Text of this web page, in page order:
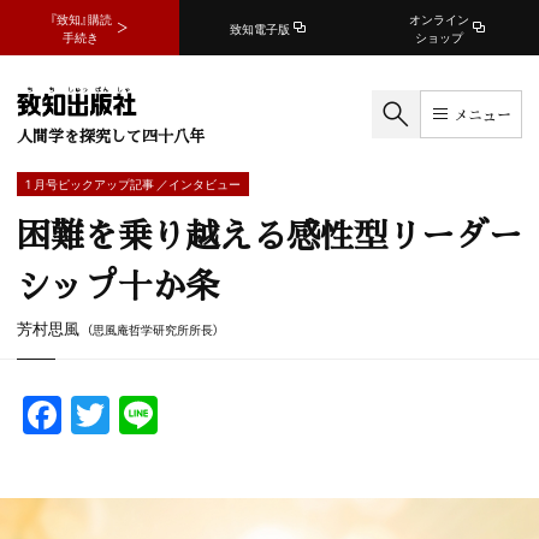
『致知』購読
手続き
致知電子版
オンライン
ショップ
人間学を探究して四十八年
メニュー
1 月号ピックアップ記事 ／インタビュー
困難を乗り越える感性型リーダー
シップ十か条
芳村思風 （思風庵哲学研究所所長）
F
a
c
T
w
itte